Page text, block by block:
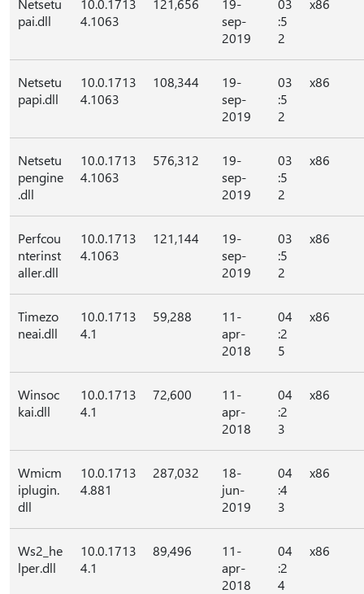
Netsetu
pai.dll
10.0.1713
4.1063
121,656
19-
sep-
2019
03
:5
2
x86
Netsetu
papi.dll
10.0.1713
4.1063
108,344
19-
sep-
2019
03
:5
2
x86
Netsetu
pengine
.dll
10.0.1713
4.1063
576,312
19-
sep-
2019
03
:5
2
x86
Perfcou
nterinst
aller.dll
10.0.1713
4.1063
121,144
19-
sep-
2019
03
:5
2
x86
Timezo
neai.dll
10.0.1713
4.1
59,288
11-
apr-
2018
04
:2
5
x86
Winsoc
kai.dll
10.0.1713
4.1
72,600
11-
apr-
2018
04
:2
3
x86
Wmicm
iplugin.
dll
10.0.1713
4.881
287,032
18-
jun-
2019
04
:4
3
x86
Ws2_he
lper.dll
10.0.1713
4.1
89,496
11-
apr-
2018
04
:2
4
x86